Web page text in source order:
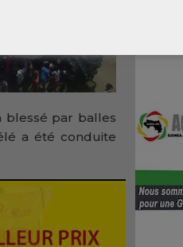
blessé par balles
a été conduite